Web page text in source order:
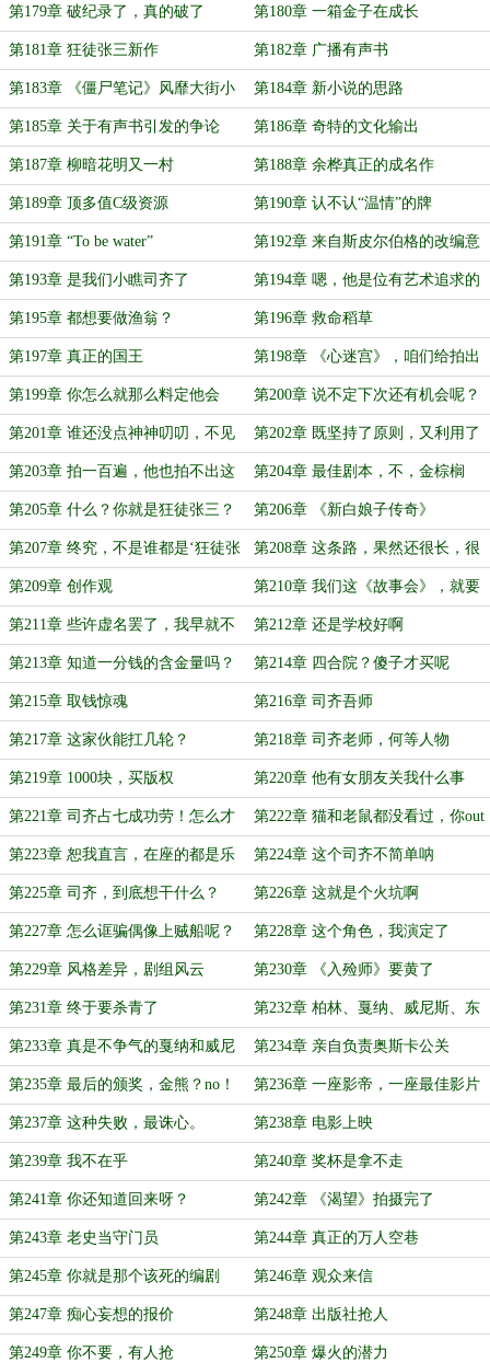
第179章 破纪录了，真的破了 第180章 一箱金子在成长
第181章 狂徒张三新作 第182章 广播有声书
第183章 《僵尸笔记》风靡大街小
巷
第184章 新小说的思路
第185章 关于有声书引发的争论 第186章 奇特的文化输出
第187章 柳暗花明又一村 第188章 余桦真正的成名作
第189章 顶多值C级资源 第190章 认不认“温情”的牌
第191章 “To be water” 第192章 来自斯皮尔伯格的改编意
向
第193章 是我们小瞧司齐了 第194章 嗯，他是位有艺术追求的
艺术家
第195章 都想要做渔翁？ 第196章 救命稻草
第197章 真正的国王 第198章 《心迷宫》，咱们给拍出
来啦
第199章 你怎么就那么料定他会
去？
第200章 说不定下次还有机会呢？
第201章 谁还没点神神叨叨，不见
天日的时候
第202章 既坚持了原则，又利用了
规则
第203章 拍一百遍，他也拍不出这
种气质的片子
第204章 最佳剧本，不，金棕榈
第205章 什么？你就是狂徒张三？ 第206章 《新白娘子传奇》
第207章 终究，不是谁都是‘狂徒张
三’
第208章 这条路，果然还很长，很
长
第209章 创作观 第210章 我们这《故事会》，就要
改成‘寻人启事会’了
第211章 些许虚名罢了，我早就不
在乎了
第212章 还是学校好啊
第213章 知道一分钱的含金量吗？ 第214章 四合院？傻子才买呢
第215章 取钱惊魂 第216章 司齐吾师
第217章 这家伙能扛几轮？ 第218章 司齐老师，何等人物
第219章 1000块，买版权 第220章 他有女朋友关我什么事
第221章 司齐占七成功劳！怎么才
七成？
第222章 猫和老鼠都没看过，你out
了
第223章 恕我直言，在座的都是乐
色
第224章 这个司齐不简单呐
第225章 司齐，到底想干什么？ 第226章 这就是个火坑啊
第227章 怎么诓骗偶像上贼船呢？ 第228章 这个角色，我演定了
第229章 风格差异，剧组风云 第230章 《入殓师》要黄了
第231章 终于要杀青了 第232章 柏林、戛纳、威尼斯、东
京？
第233章 真是不争气的戛纳和威尼
斯啊！
第234章 亲自负责奥斯卡公关
第235章 最后的颁奖，金熊？no！ 第236章 一座影帝，一座最佳影片
第237章 这种失败，最诛心。 第238章 电影上映
第239章 我不在乎 第240章 奖杯是拿不走
第241章 你还知道回来呀？ 第242章 《渴望》拍摄完了
第243章 老史当守门员 第244章 真正的万人空巷
第245章 你就是那个该死的编剧
呀？
第246章 观众来信
第247章 痴心妄想的报价 第248章 出版社抢人
第249章 你不要，有人抢 第250章 爆火的潜力